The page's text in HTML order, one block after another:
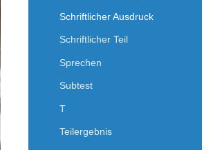
Schriftlicher Ausdruck
Schriftlicher Teil
Sprechen
Subtest
T
Teilergebnis